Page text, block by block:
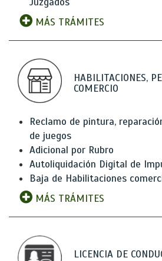
MÁS TRÁMITES
HABILITACIONES,
COMERCIO
Reclamo de pintura,
de juegos
Adicional por Rubro
Autoliquidación Digital de
Baja de Habilitaciones
MÁS TRÁMITES
LICENCIA DE